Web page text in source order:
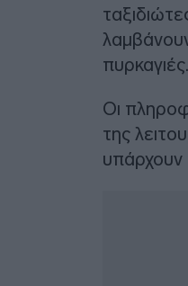
πυρκαγιές.
Οι
της
υπάρχουν